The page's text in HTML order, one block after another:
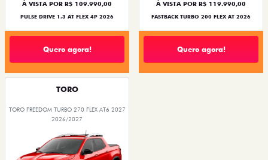
À VISTA POR R$ 109.990,00
PULSE DRIVE 1.3 AT FLEX 4P 2026
Quero agora!
À VISTA POR R$ 119.990,00
FASTBACK TURBO 200 FLEX AT 2026
Quero agora!
TORO
TORO FREEDOM TURBO 270 FLEX AT6 2027
2026/2027